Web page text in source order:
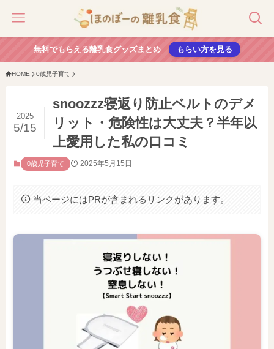
無料でもらえる離乳食グッズまとめ もらい方を見る
HOME 0歳児子育て
snoozzz寝返り防止ベルトのデメ
リット・危険性は大丈夫？半年以
上愛用した私の口コミ
2025
5/15
0歳児子育て 2025年5月15日
当ページにはPRが含まれるリンクがあります。